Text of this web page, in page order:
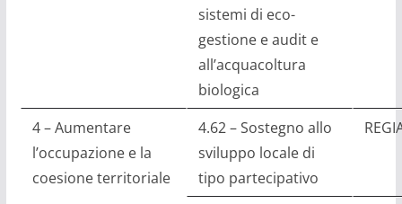
sistemi di eco-
gestione e audit e
all’acquacoltura
biologica
4 – Aumentare
l’occupazione e la
coesione territoriale
4.62 – Sostegno allo
sviluppo locale di
tipo partecipativo